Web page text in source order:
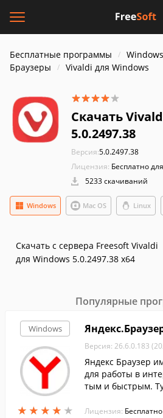
Бесплатные программы Windows
Браузеры
Vivaldi для Windows
Скачать
5.0.2497.38
Версия:5.0.2497.38
Лицензия: Бесплатно
5233 скачиваний
Windows Mac OS Linux
Скачать с сервера Freesoft Vivaldi
для Windows 5.0.2497.38 x64
Популярные
Windows
★ ★ ★ ★ ★
★ ★ ★ ★ ★
Версия: 26.6.0.183
Яндекс Браузер
для работы в
тым и быстрым.
тивирус,
Лицензия: Бесплатно